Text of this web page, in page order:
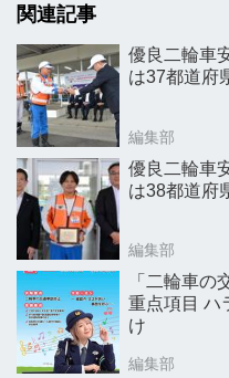
関連記事
優良二輪車
は37都道府
編集部
優良二輪車
は38都道府
編集部
「二輪車の
重点項目 ハ
け
編集部